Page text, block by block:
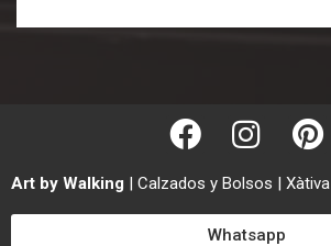
Art by Walking | Calzados y Bolsos | Xàtiva
Whatsapp